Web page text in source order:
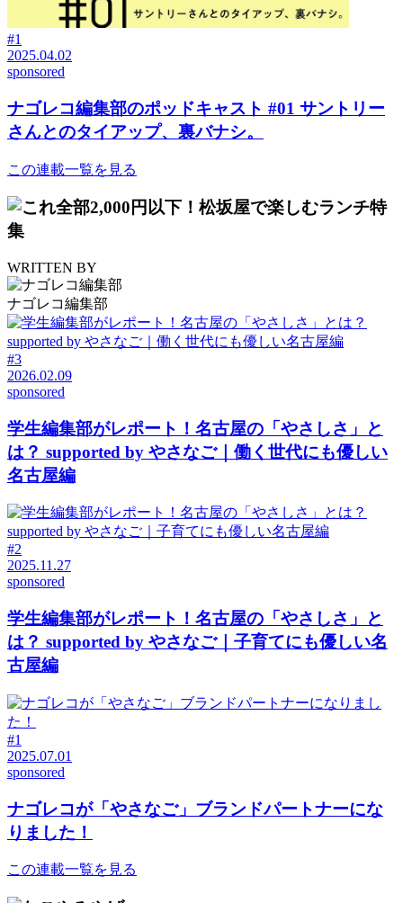
#1
2025.04.02
sponsored
ナゴレコ編集部のポッドキャスト #01 サントリー
さんとのタイアップ、裏バナシ。
この連載一覧を見る
WRITTEN BY
ナゴレコ編集部
#3
2026.02.09
sponsored
学⽣編集部がレポート！名古屋の「やさしさ」と
は？ supported by やさなご｜働く世代にも優しい
名古屋編
#2
2025.11.27
sponsored
学⽣編集部がレポート！名古屋の「やさしさ」と
は？ supported by やさなご｜子育てにも優しい名
古屋編
#1
2025.07.01
sponsored
ナゴレコが「やさなご」ブランドパートナーにな
りました！
この連載一覧を見る